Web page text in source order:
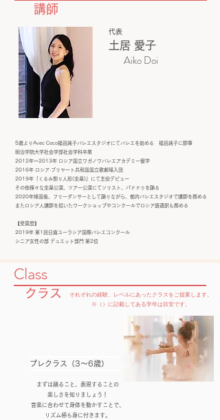
講師
代表
土居 愛子
Aiko Doi
5歳よりAvec Coco福田純子バレエスタジオにてバレエを始める 福田純子に師事
明治学院大学社会学部社会学科卒業
2012年～2013年 ロシア国立ワガノワバレエアカデミー留学
2016年 ロシア·ブリヤート共和国国立歌劇場入団
2019年「くるみ割り人形(全幕)」にて主役デビュー
その他様々な全幕公演、ツアー公演にてソリスト、パドドゥを踊る
2020年帰国後、フリーダンサーとして踊りながら、都内バレエスタジオで講師を務める
またロシア人講師を招いたワークショップやコンクールでロシア語通訳も務める
【受賞歴】
2019年 第1回日露ユーラシア国際バレエコンクール
シニア女性の部 デュエット部門 第2位
Class
クラス
それぞれの経験、レベルにあったクラスをご提案します。
※（）に記載してある学年は目安です。
プレクラス（3〜6歳）
まずは踊ること、表現することの
楽しさを知りましょう！
音楽に合わせて身体を動かすことで、
リズム感も身に付きます。